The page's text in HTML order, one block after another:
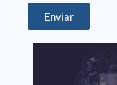
Enviar